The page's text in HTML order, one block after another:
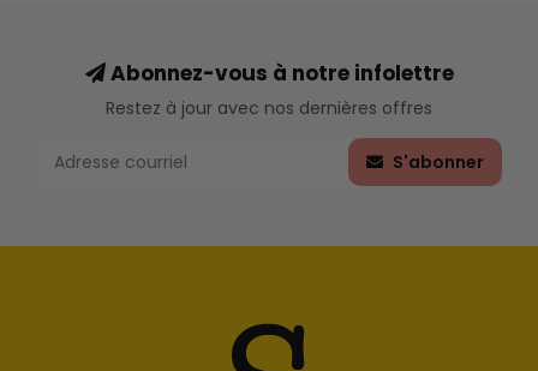
Abonnez-vous à notre infolettre
Restez à jour avec nos dernières offres
S'abonner